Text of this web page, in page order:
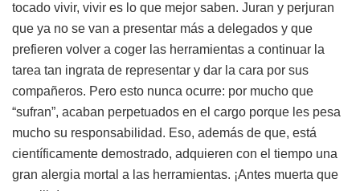
tocado vivir, vivir es lo que mejor saben. Juran y perjuran
que ya no se van a presentar más a delegados y que
prefieren volver a coger las herramientas a continuar la
tarea tan ingrata de representar y dar la cara por sus
compañeros. Pero esto nunca ocurre: por mucho que
“sufran”, acaban perpetuados en el cargo porque les pesa
mucho su responsabilidad. Eso, además de que, está
científicamente demostrado, adquieren con el tiempo una
gran alergia mortal a las herramientas. ¡Antes muerta que